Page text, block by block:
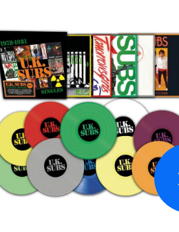
z
5
hviezdičiek.